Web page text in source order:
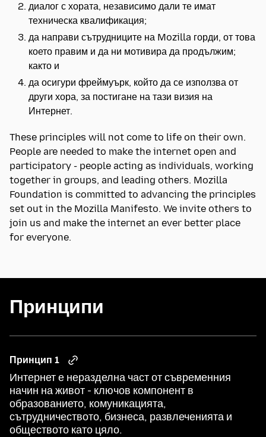
диалог с хората, независимо дали те имат
техническа квалификация;
да направи сътрудниците на Mozilla горди, от това
което правим и да ни мотивира да продължим;
както и
да осигури фреймуърк, който да се използва от
други хора, за постигане на тази визия на
Интернет.
These principles will not come to life on their own.
People are needed to make the internet open and
participatory - people acting as individuals, working
together in groups, and leading others. Mozilla
Foundation is committed to advancing the principles
set out in the Mozilla Manifesto. We invite others to
join us and make the internet an ever better place
for everyone.
Принципи
Принцип 1
Интернет е неразделна част от съвременния
начин на живот - ключов компонент в
образованието, комуникацията,
сътрудничеството, бизнеса, развлеченията и
обществото като цяло.